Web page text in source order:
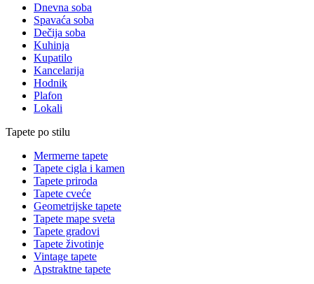
Dnevna soba
Spavaća soba
Dečija soba
Kuhinja
Kupatilo
Kancelarija
Hodnik
Plafon
Lokali
Tapete po stilu
Mermerne tapete
Tapete cigla i kamen
Tapete priroda
Tapete cveće
Geometrijske tapete
Tapete mape sveta
Tapete gradovi
Tapete životinje
Vintage tapete
Apstraktne tapete